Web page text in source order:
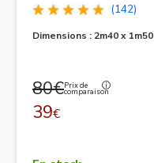
(142)
Dimensions : 2m40 x 1m50
80€Prix de
comparaison
39€